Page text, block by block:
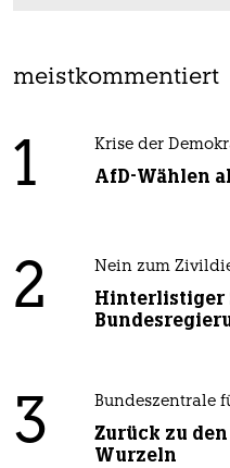
meistkommentiert
1 Krise der
AfD-Wählen
2 Nein zum
Hinterlistiger
3 Bundeszentrale
Zurück zu
Wurzeln